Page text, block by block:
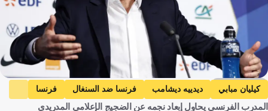
Getty Images
كيليان مبابي ديدييه ديشامب فرنسا ضد السنغال
فرنسا
السنغال
كأس العالم
ريال مدريد ضد ريال أوفييدو
المدرب الفرنسي يحاول إبعاد نجمه عن الضجيج الإعلامي المدريدي